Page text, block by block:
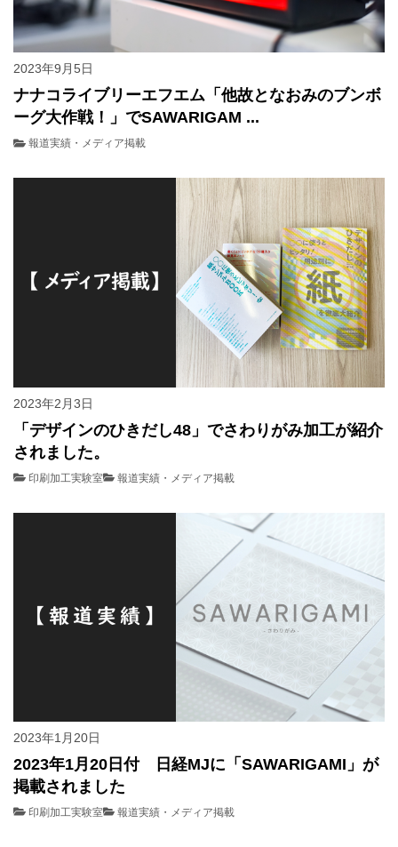
2023年9月5日
ナナコライブリーエフエム「他故となおみのブンボ
ーグ大作戦！」でSAWARIGAM ...
報道実績・メディア掲載
2023年2月3日
「デザインのひきだし48」でさわりがみ加工が紹介
されました。
印刷加工実験室 報道実績・メディア掲載
2023年1月20日
2023年1月20日付 日経MJに「SAWARIGAMI」が
掲載されました
印刷加工実験室 報道実績・メディア掲載